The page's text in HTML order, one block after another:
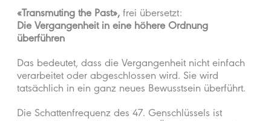
«Transmuting the Past», frei übersetzt:
Die Vergangenheit in eine höhere Ordnung
überführen
Das bedeutet, dass die Vergangenheit nicht einfach
verarbeitet oder abgeschlossen wird. Sie wird
tatsächlich in ein ganz neues Bewusstsein überführt.
Die Schattenfrequenz des 47. Genschlüssels ist